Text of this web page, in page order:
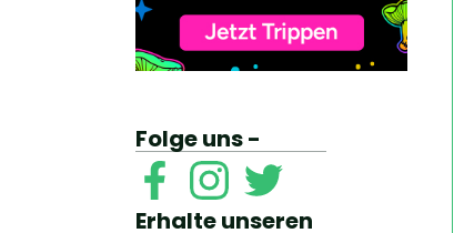
Folge uns -
Erhalte unseren